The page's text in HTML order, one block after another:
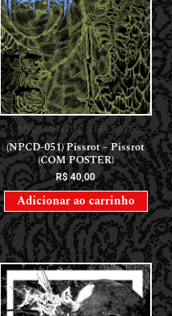
LANÇAMENTOS // RELEASES
(NPCD-051) Pissrot – Pissrot
(COM POSTER)
R$40,00
Adicionar ao carrinho